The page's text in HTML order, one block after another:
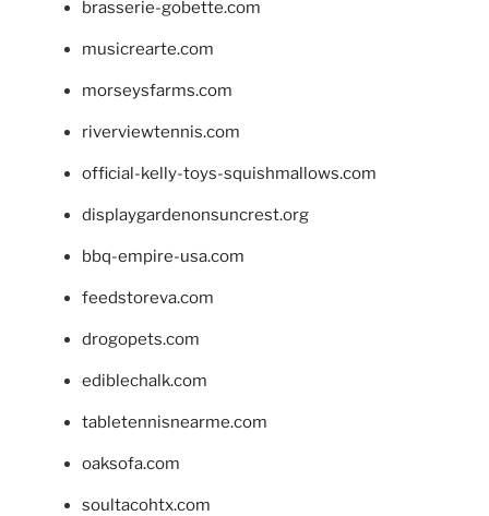
brasserie-gobette.com
musicrearte.com
morseysfarms.com
riverviewtennis.com
official-kelly-toys-squishmallows.com
displaygardenonsuncrest.org
bbq-empire-usa.com
feedstoreva.com
drogopets.com
ediblechalk.com
tabletennisnearme.com
oaksofa.com
soultacohtx.com